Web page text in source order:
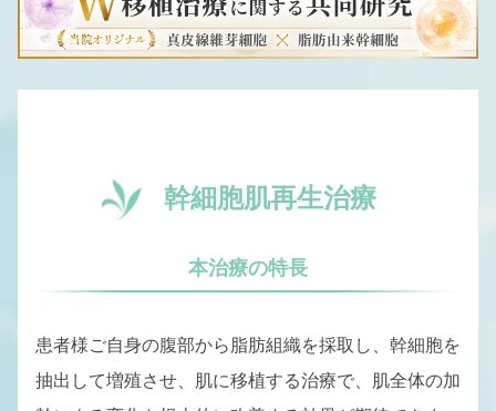
幹細胞肌再生治療
本治療の特長
患者様ご自身の腹部から脂肪組織を採取し、幹細胞を
抽出して増殖させ、肌に移植する治療で、肌全体の加